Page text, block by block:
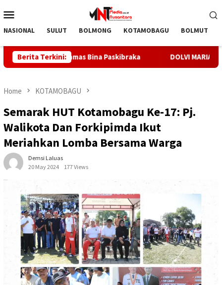
to
Menu
NASIONAL SULUT BOLMONG KOTAMOBAGU BOLMUT
Berita Terkini:
Sat Binmas Bina Paskibraka DOLVI MARIAY: TANAH
Home KOTAMOBAGU
Semarak HUT Kotamobagu Ke-17: Pj.
Walikota Dan Forkipimda Ikut
Meriahkan Lomba Bersama Warga
Demsi Laluas
20 May 2024
177 Views